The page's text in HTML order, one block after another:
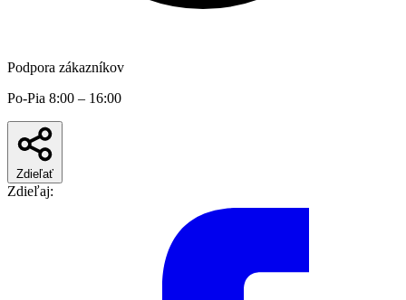
Podpora zákazníkov
Po-Pia 8:00 – 16:00
Zdieľať
Zdieľaj: